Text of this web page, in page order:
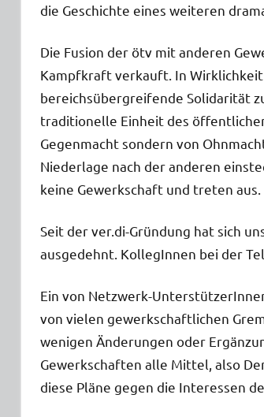
die Geschichte eines weiteren
Die Fusion der ötv mit anderen
Kampfkraft verkauft. In
bereichsübergreifende Solidarität
traditionelle Einheit des
Gegenmacht sondern von
Niederlage nach der anderen
keine Gewerkschaft und treten aus.
Seit der ver.di-Gründung hat sich
ausgedehnt. KollegInnen bei der
Ein von Netzwerk-
von vielen gewerkschaftlichen
wenigen Änderungen oder
Gewerkschaften alle Mittel, also
diese Pläne gegen die Interessen